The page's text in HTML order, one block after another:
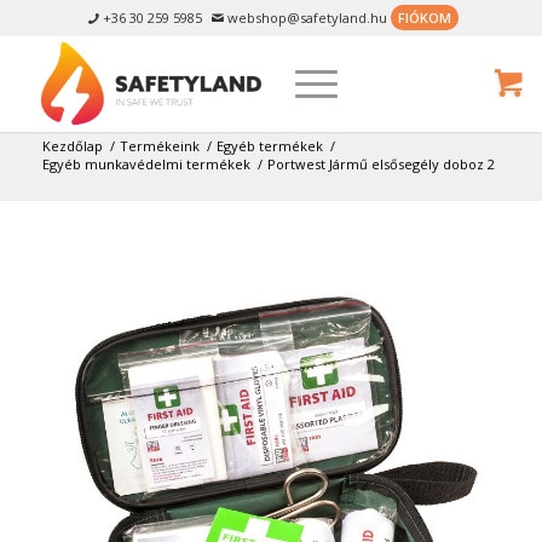
 +36 30 259 5985  webshop@safetyland.hu FIÓKOM
Kezdőlap / Termékeink / Egyéb termékek /
Egyéb munkavédelmi termékek / Portwest Jármű elsősegély doboz 2